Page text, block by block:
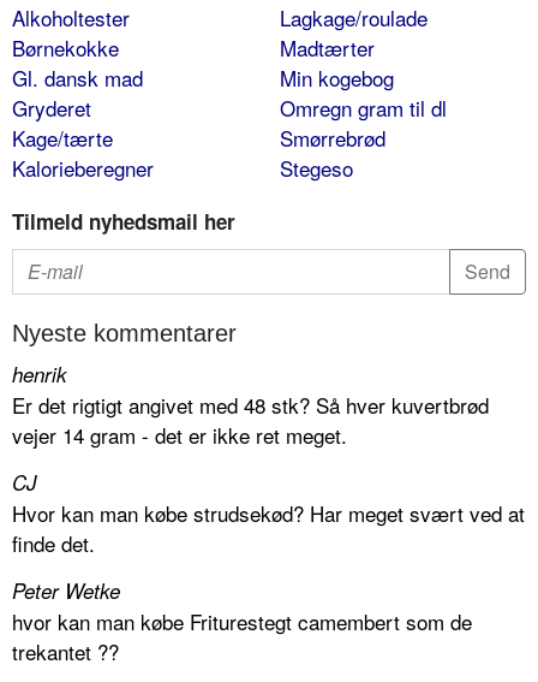
Alkoholtester
Børnekokke
Gl. dansk mad
Gryderet
Kage/tærte
Kalorieberegner
Lagkage/roulade
Madtærter
Min kogebog
Omregn gram til dl
Smørrebrød
Stegeso
Tilmeld nyhedsmail her
Nyeste kommentarer
henrik
Er det rigtigt angivet med 48 stk? Så hver kuvertbrød
vejer 14 gram - det er ikke ret meget.
CJ
Hvor kan man købe strudsekød? Har meget svært ved at
finde det.
Peter Wetke
hvor kan man købe Friturestegt camembert som de
trekantet ??